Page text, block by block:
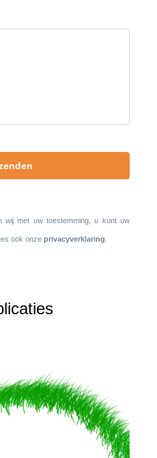
wij met uw toestemming, u kunt uw
ook onze privacyverklaring